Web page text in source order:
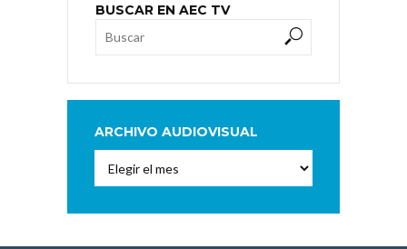
BUSCAR EN AEC TV
ARCHIVO AUDIOVISUAL
Audiovisual